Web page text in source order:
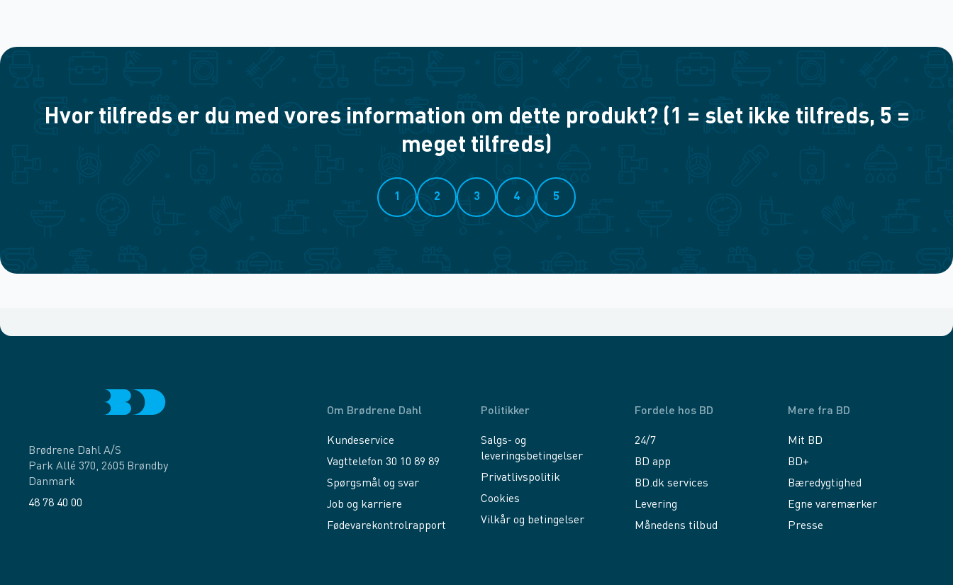
Hvor tilfreds er du med vores information om dette produkt? (1 = slet ikke tilfreds, 5 =
meget tilfreds)
1 2 3 4 5
Brødrene Dahl A/S
Park Allé 370, 2605 Brøndby
Danmark
48 78 40 00
Om Brødrene Dahl
Kundeservice
Vagttelefon 30 10 89 89
Spørgsmål og svar
Job og karriere
Fødevarekontrolrapport
Politikker
Salgs- og
leveringsbetingelser
Privatlivspolitik
Cookies
Vilkår og betingelser
Fordele hos BD
24/7
BD app
BD.dk services
Levering
Månedens tilbud
Mere fra BD
Mit BD
BD+
Bæredygtighed
Egne varemærker
Presse